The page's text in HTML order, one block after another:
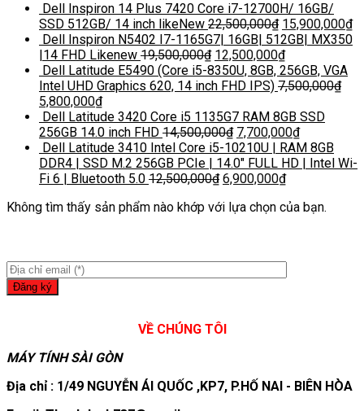
Dell Inspiron 14 Plus 7420 Core i7-12700H/ 16GB/
SSD 512GB/ 14 inch likeNew 22,500,000₫ 15,900,000₫
Dell Inspiron N5402 I7-1165G7| 16GB| 512GB| MX350
|14 FHD Likenew 19,500,000₫ 12,500,000₫
Dell Latitude E5490 (Core i5-8350U, 8GB, 256GB, VGA
Intel UHD Graphics 620, 14 inch FHD IPS) 7,500,000₫
5,800,000₫
Dell Latitude 3420 Core i5 1135G7 RAM 8GB SSD
256GB 14.0 inch FHD 14,500,000₫ 7,700,000₫
Dell Latitude 3410 Intel Core i5-10210U | RAM 8GB
DDR4 | SSD M.2 256GB PCIe | 14.0″ FULL HD | Intel Wi-
Fi 6 | Bluetooth 5.0 12,500,000₫ 6,900,000₫
Không tìm thấy sản phẩm nào khớp với lựa chọn của bạn.
VỀ CHÚNG TÔI
MÁY TÍNH SÀI GÒN
Địa chỉ : 1/49 NGUYỄN ÁI QUỐC ,KP7, P.HỐ NAI - BIÊN HÒA